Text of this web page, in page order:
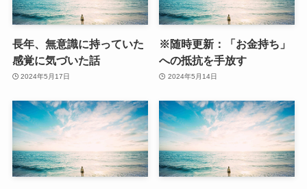
長年、無意識に持っていた
感覚に気づいた話
2024年5月17日
※随時更新：「お金持ち」
への抵抗を手放す
2024年5月14日